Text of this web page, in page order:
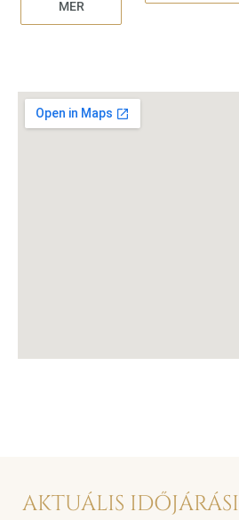
MER
AKTUÁLIS IDŐJÁRÁSI